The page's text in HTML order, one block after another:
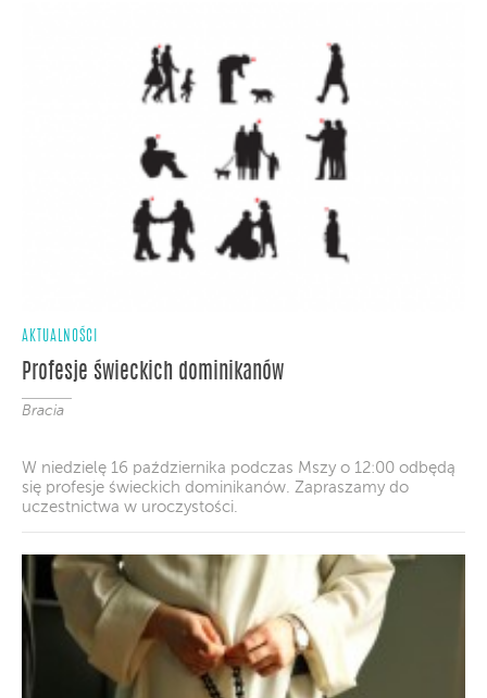
AKTUALNOŚCI
Profesje świeckich dominikanów
Bracia
W niedzielę 16 października podczas Mszy o 12:00 odbędą
się profesje świeckich dominikanów. Zapraszamy do
uczestnictwa w uroczystości.